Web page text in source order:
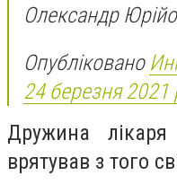
Олександр
Опубліковано
24 березня 2021
Дружина
врятував з того